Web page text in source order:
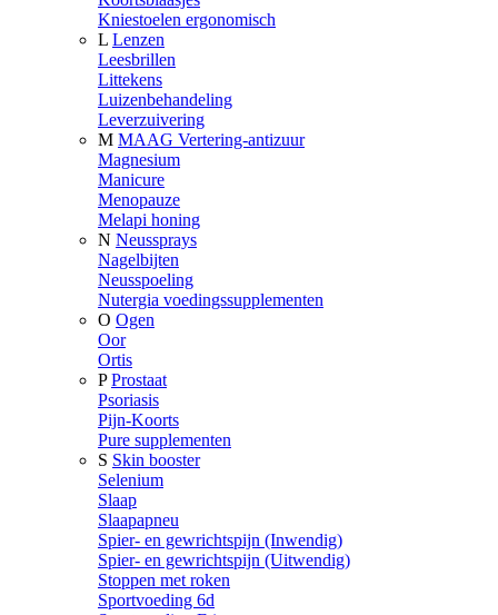
Kniestoelen ergonomisch
L Lenzen
Leesbrillen
Littekens
Luizenbehandeling
Leverzuivering
M MAAG Vertering-antizuur
Magnesium
Manicure
Menopauze
Melapi honing
N Neussprays
Nagelbijten
Neusspoeling
Nutergia voedingssupplementen
O Ogen
Oor
Ortis
P Prostaat
Psoriasis
Pijn-Koorts
Pure supplementen
S Skin booster
Selenium
Slaap
Slaapapneu
Spier- en gewrichtspijn (Inwendig)
Spier- en gewrichtspijn (Uitwendig)
Stoppen met roken
Sportvoeding 6d